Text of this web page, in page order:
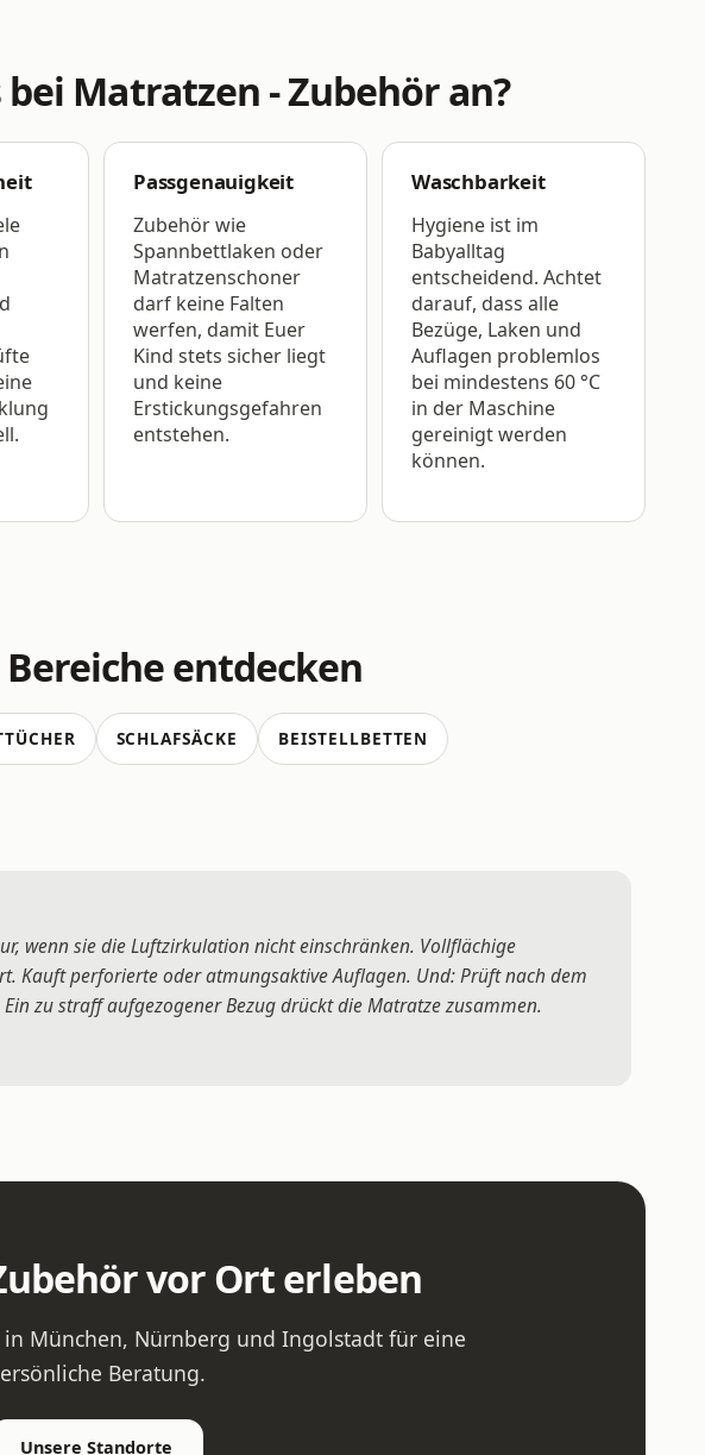
Matratzen - Zubehör an?
Passgenauigkeit
Zubehör wie
Spannbettlaken oder
Matratzenschoner
darf keine Falten
werfen, damit Euer
Kind stets sicher liegt
und keine
Erstickungsgefahren
entstehen.
Waschbarkeit
Hygiene ist im
Babyalltag
entscheidend. Achtet
darauf, dass alle
Bezüge, Laken und
Auflagen problemlos
bei mindestens 60 °C
in der Maschine
gereinigt werden
können.
Bereiche entdecken
SCHLAFSÄCKE BEISTELLBETTEN
wenn sie die Luftzirkulation nicht einschränken. Vollflächige
Kauft perforierte oder atmungsaktive Auflagen. Und: Prüft nach dem
zu straff aufgezogener Bezug drückt die Matratze zusammen.
vor Ort erleben
in München, Nürnberg und Ingolstadt für eine
Beratung.
Unsere Standorte